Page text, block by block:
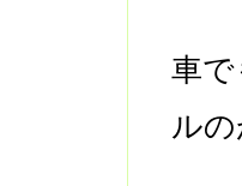
車
ル